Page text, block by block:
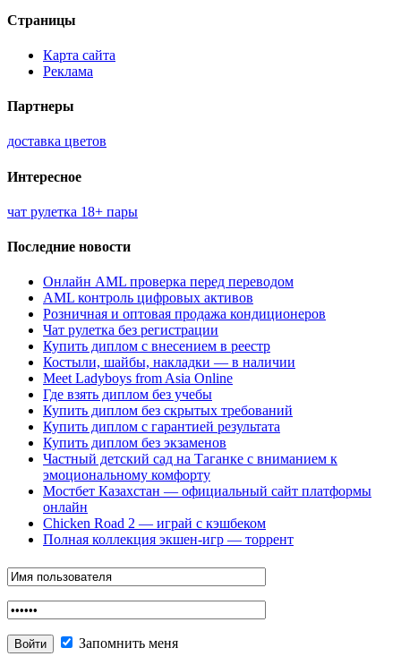
Страницы
Карта сайта
Реклама
Партнеры
доставка цветов
Интересное
чат рулетка 18+ пары
Последние новости
Онлайн AML проверка перед переводом
AML контроль цифровых активов
Розничная и оптовая продажа кондиционеров
Чат рулетка без регистрации
Купить диплом с внесением в реестр
Костыли, шайбы, накладки — в наличии
Meet Ladyboys from Asia Online
Где взять диплом без учебы
Купить диплом без скрытых требований
Купить диплом с гарантией результата
Купить диплом без экзаменов
Частный детский сад на Таганке с вниманием к
эмоциональному комфорту
Мостбет Казахстан — официальный сайт платформы
онлайн
Chicken Road 2 — играй с кэшбеком
Полная коллекция экшен-игр — торрент
Запомнить меня